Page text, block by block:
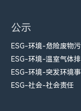
公示
ESG-环境-危险废物
ESG-环境-温室气体
ESG-环境-突发环境
ESG-社会-社会责任